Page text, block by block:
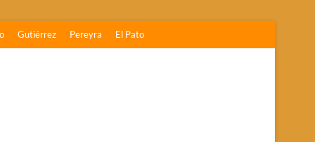
Gutiérrez Pereyra El Pato